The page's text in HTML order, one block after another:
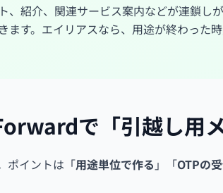
、紹介、関連サービス案内などが連鎖し
ます。エイリアスなら、用途が終わった
で「引越し用
ポイントは「用途単位で作る 」「OTPの